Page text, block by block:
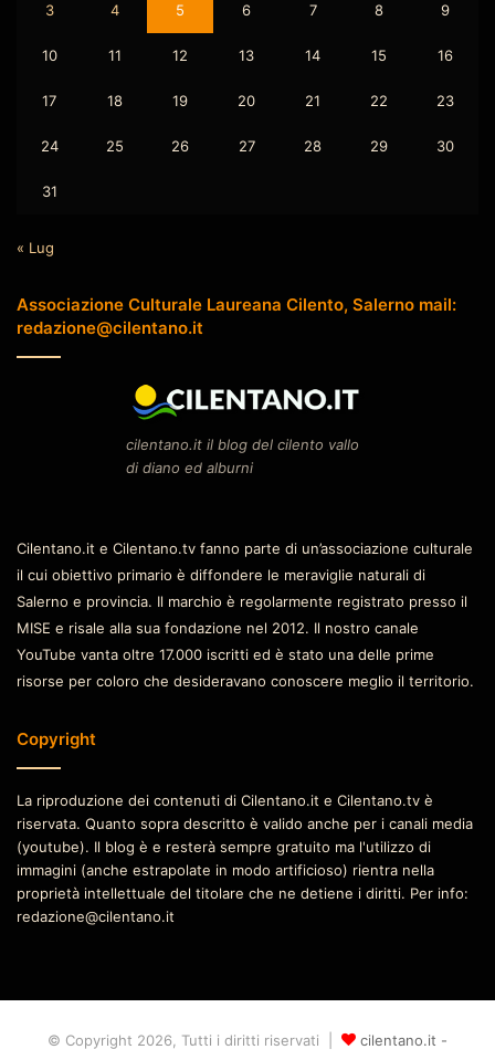
3 4 5 6 7 8 9
10 11 12 13 14 15 16
17 18 19 20 21 22 23
24 25 26 27 28 29 30
31
« Lug
Associazione Culturale Laureana Cilento, Salerno mail:
redazione@cilentano.it
cilentano.it il blog del cilento vallo
di diano ed alburni
Cilentano.it e Cilentano.tv fanno parte di un’associazione culturale
il cui obiettivo primario è diffondere le meraviglie naturali di
Salerno e provincia. Il marchio è regolarmente registrato presso il
MISE e risale alla sua fondazione nel 2012. Il nostro canale
YouTube vanta oltre 17.000 iscritti ed è stato una delle prime
risorse per coloro che desideravano conoscere meglio il territorio.
Copyright
La riproduzione dei contenuti di Cilentano.it e Cilentano.tv è
riservata. Quanto sopra descritto è valido anche per i canali media
(youtube). Il blog è e resterà sempre gratuito ma l'utilizzo di
immagini (anche estrapolate in modo artificioso) rientra nella
proprietà intellettuale del titolare che ne detiene i diritti. Per info:
redazione@cilentano.it
© Copyright 2026, Tutti i diritti riservati | cilentano.it -